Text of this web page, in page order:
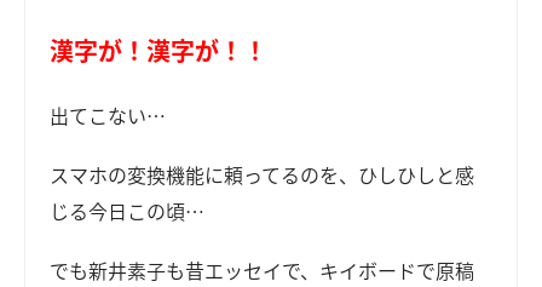
漢字が！漢字が！！
出てこない…
スマホの変換機能に頼ってるのを、ひしひしと感
じる今日この頃…
でも新井素子も昔エッセイで、キイボードで原稿